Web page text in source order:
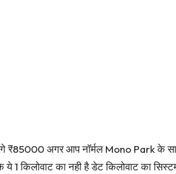
₹85000 अगर आप नॉर्मल Mono Park के
ये 1 किलोवाट का नही है डेट किलोवाट का